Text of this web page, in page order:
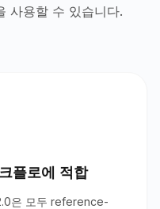
사용할 수 있습니다.
플로에 적합
은 모두 reference-